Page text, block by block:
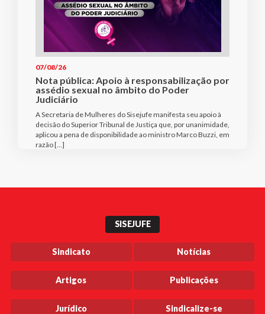
07/08/26
Nota pública: Apoio à responsabilização por
assédio sexual no âmbito do Poder
Judiciário
A Secretaria de Mulheres do Sisejufe manifesta seu apoio à
decisão do Superior Tribunal de Justiça que, por unanimidade,
aplicou a pena de disponibilidade ao ministro Marco Buzzi, em
razão […]
SISEJUFE
Sindicato Notícias
Artigos Publicações
Jurídico Sindicalize-se